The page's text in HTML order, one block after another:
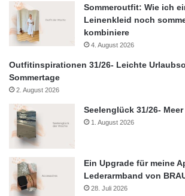
Sommeroutfit: Wie ich
Leinenkleid noch
kombiniere
4. August 2026
Outfitinspirationen 31/26- Leichte
Sommertage
2. August 2026
Seelenglück 31/26-
1. August 2026
Ein Upgrade für meine
Lederarmband von
28. Juli 2026